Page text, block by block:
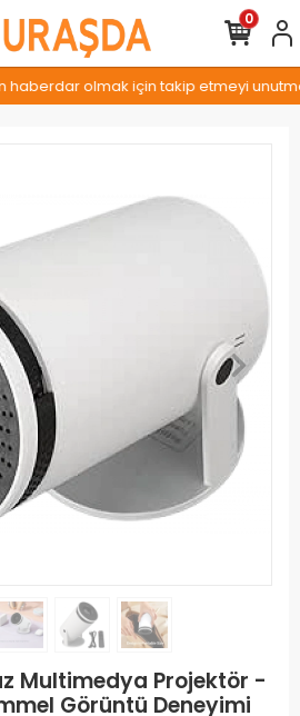
olmak için takip etmeyi
0
Multimedya Projektör -
Görüntü Deneyimi